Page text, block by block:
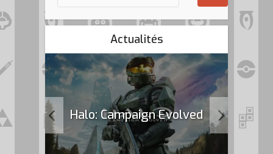
Actualités
Halo: Campaign Evolved